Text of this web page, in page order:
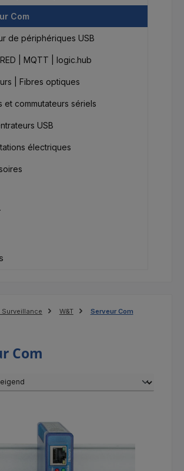
Com
de périphériques USB
| MQTT | logic.hub
| Fibres optiques
et commutateurs sériels
USB
électriques
W&T Serveur Com
Com